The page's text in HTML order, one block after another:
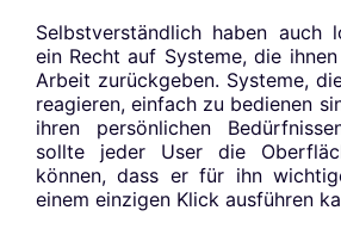
Selbstverständlich haben auch
ein Recht auf Systeme, die
Arbeit zurückgeben. Systeme,
reagieren, einfach zu bedienen
ihren persönlichen
sollte jeder User die
können, dass er für ihn
einem einzigen Klick ausführen